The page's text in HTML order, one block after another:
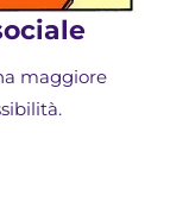
maggiore